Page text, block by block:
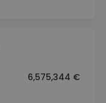
6,575,344 €